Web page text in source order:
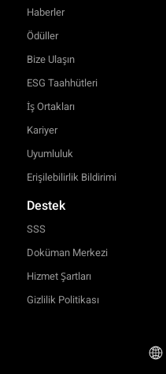
Haberler
Ödüller
Bize Ulaşın
ESG Taahhütleri
İş Ortakları
Kariyer
Uyumluluk
Erişilebilirlik Bildirimi
Destek
SSS
Doküman Merkezi
Hizmet Şartları
Gizlilik Politikası